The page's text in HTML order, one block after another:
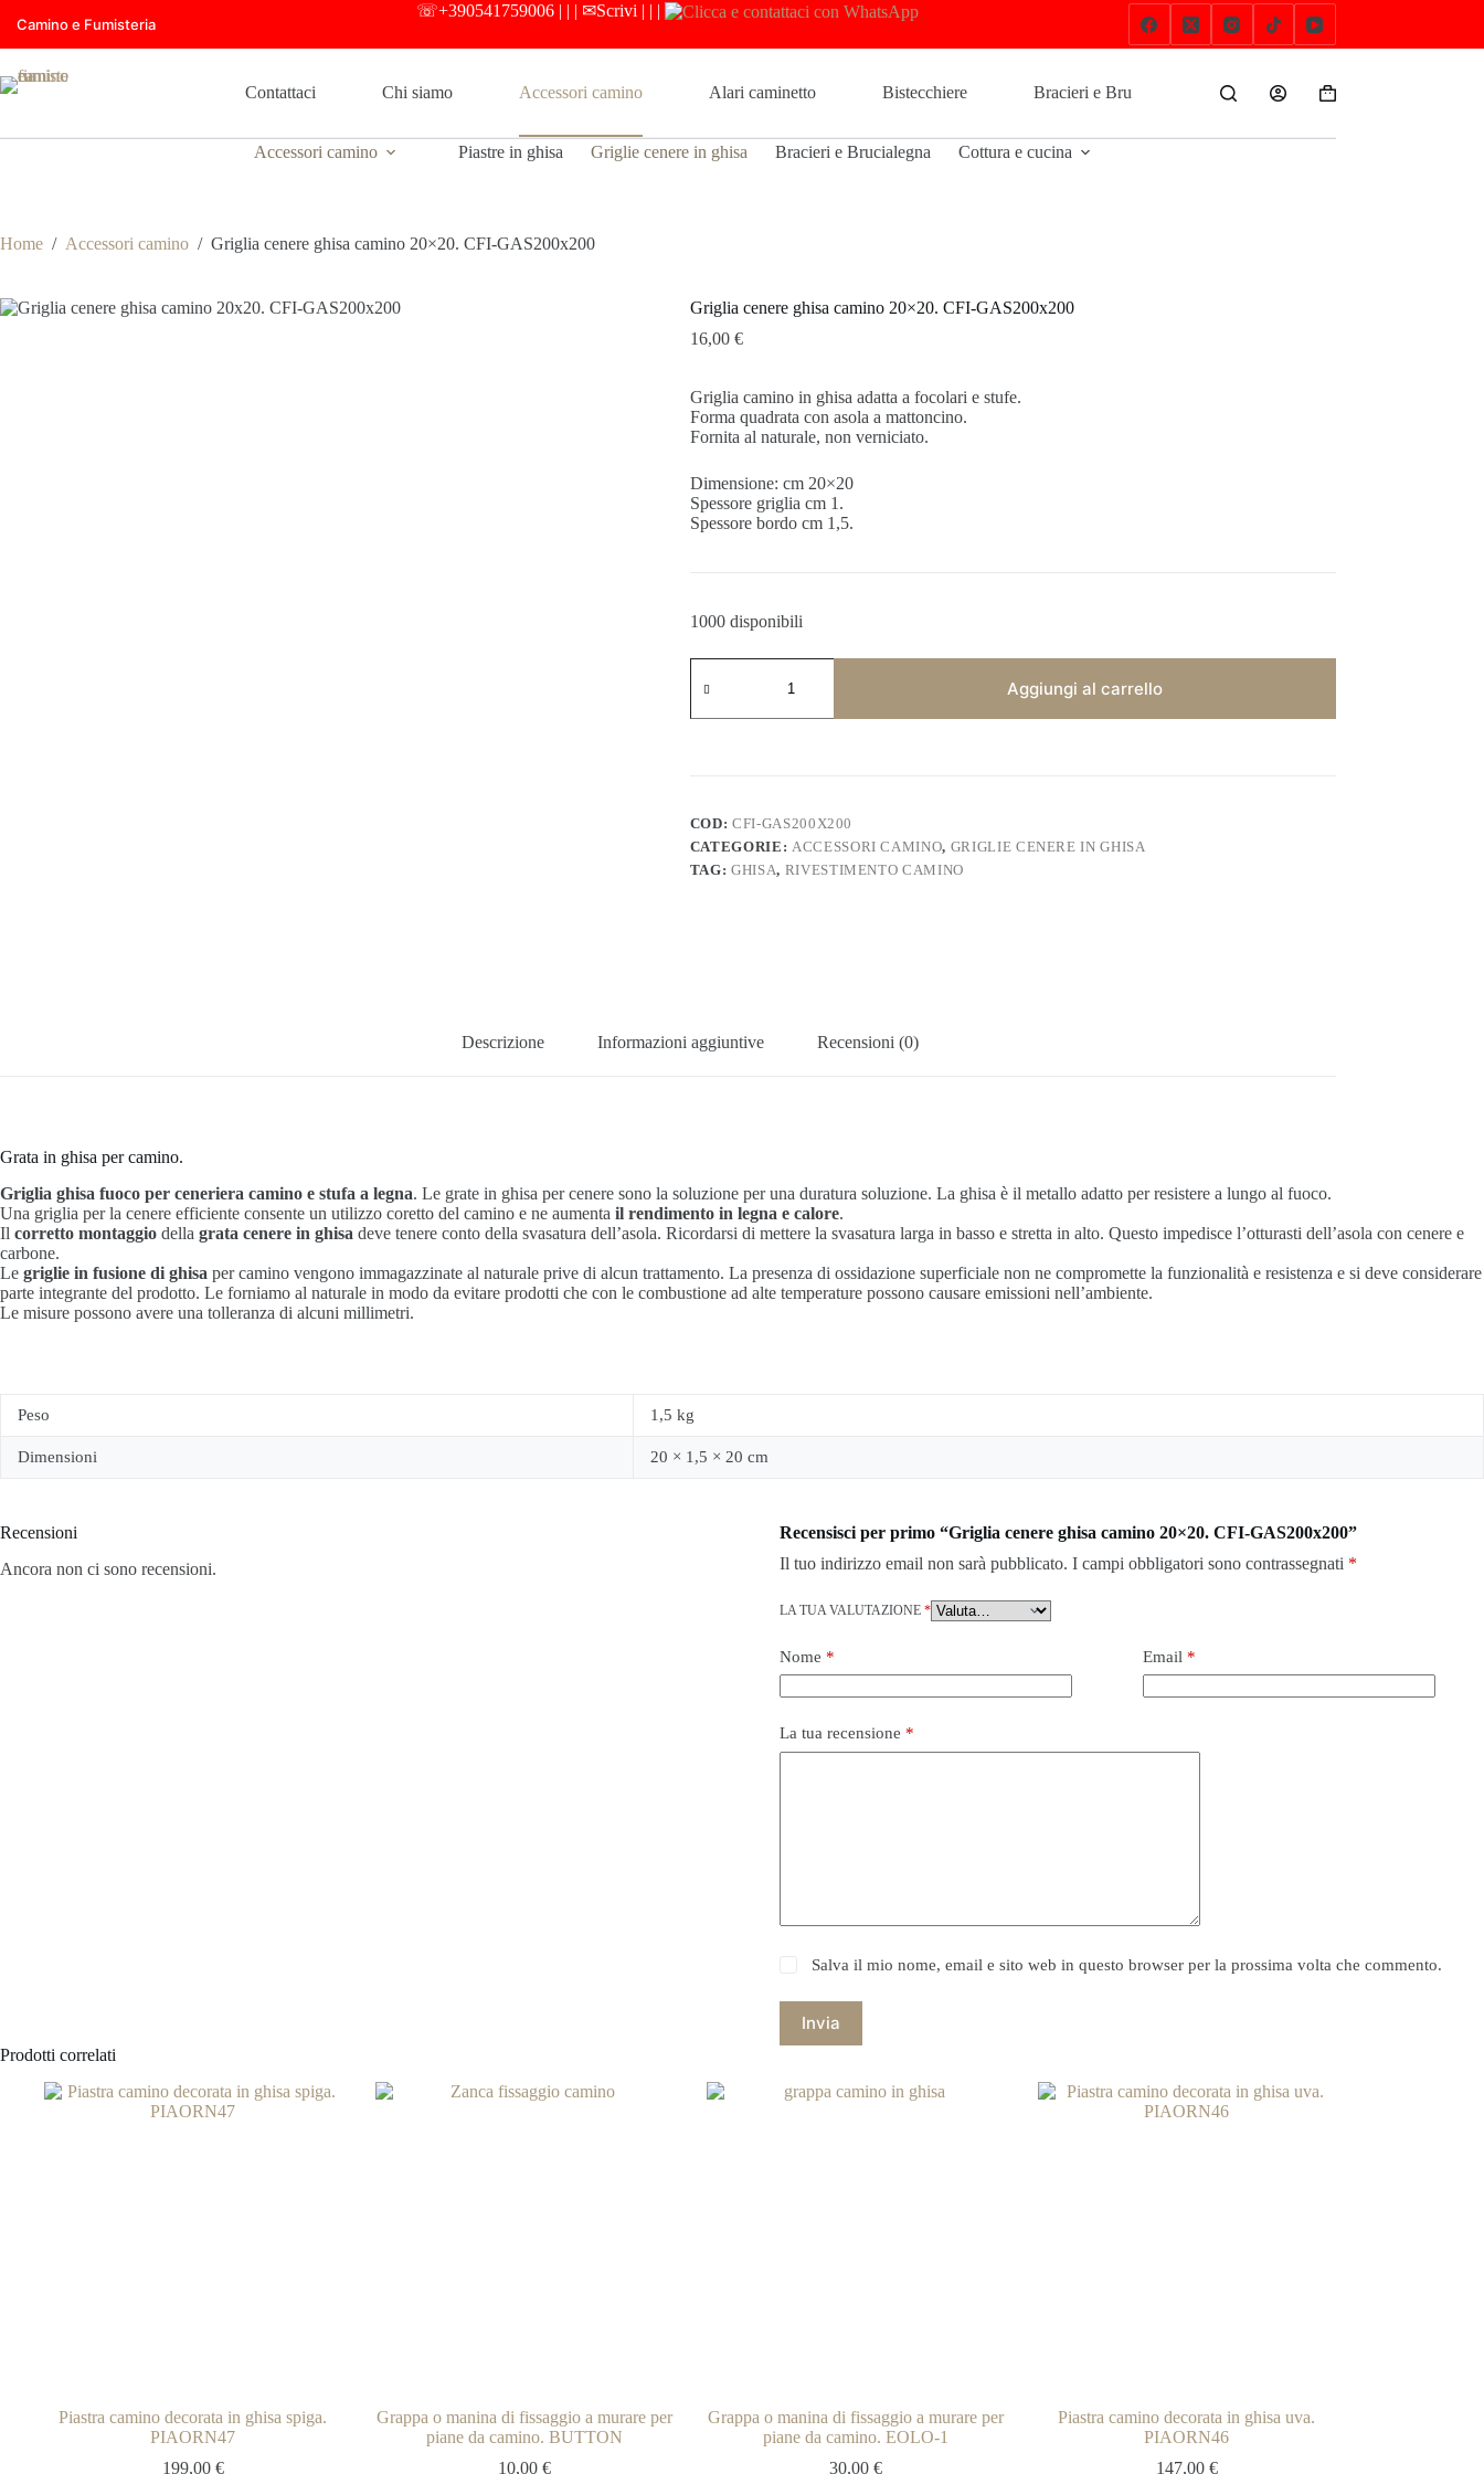
contenuto
Camino e Fumisteria
☏+390541759006 | | | ✉Scrivi | | |
Contattaci Chi siamo Accessori camino Alari caminetto Bistecchiere Bracieri e Brucialegna Cottura e cucina
Carrello
Accessori camino Piastre in ghisa Griglie cenere in ghisa Bracieri e Brucialegna Cottura e cucina
Home / Accessori camino / Griglia cenere ghisa camino 20×20. CFI-GAS200x200
Griglia cenere ghisa camino 20×20. CFI-GAS200x200
16,00 €
Griglia camino in ghisa adatta a focolari e stufe.
Forma quadrata con asola a mattoncino.
Fornita al naturale, non verniciato.
Dimensione: cm 20×20
Spessore griglia cm 1.
Spessore bordo cm 1,5.
1000 disponibili
cenere
camino
Aggiungi al carrello
COD:CFI-GAS200X200
CATEGORIE: ACCESSORI CAMINO, GRIGLIE CENERE IN GHISA
TAG:GHISA, RIVESTIMENTO CAMINO
Descrizione Informazioni aggiuntive Recensioni (0)
Grata in ghisa per camino.
Griglia ghisa fuoco per ceneriera camino e stufa a legna. Le grate in ghisa per cenere sono la soluzione per una duratura soluzione. La ghisa è il metallo adatto per resistere a lungo al fuoco.
Una griglia per la cenere efficiente consente un utilizzo coretto del camino e ne aumenta il rendimento in legna e calore.
Il corretto montaggio della grata cenere in ghisa deve tenere conto della svasatura dell’asola. Ricordarsi di mettere la svasatura larga in basso e stretta in alto. Questo impedisce l’otturasti dell’asola con cenere e
carbone.
Le griglie in fusione di ghisa per camino vengono immagazzinate al naturale prive di alcun trattamento. La presenza di ossidazione superficiale non ne compromette la funzionalità e resistenza e si deve considerare
parte integrante del prodotto. Le forniamo al naturale in modo da evitare prodotti che con le combustione ad alte temperature possono causare emissioni nell’ambiente.
Le misure possono avere una tolleranza di alcuni millimetri.
Peso 1,5 kg
Dimensioni 20 × 1,5 × 20 cm
Recensioni
Ancora non ci sono recensioni.
Recensisci per primo “Griglia cenere ghisa camino 20×20. CFI-GAS200x200”
Il tuo indirizzo email non sarà pubblicato. I campi obbligatori sono contrassegnati *
LA TUA VALUTAZIONE *
Nome * Email *
La tua recensione *
Salva il mio nome, email e sito web in questo browser per la prossima volta che commento.
Invia
Prodotti correlati
Piastra camino decorata in ghisa spiga.
PIAORN47
199,00 €
Grappa o manina di fissaggio a murare per
piane da camino. BUTTON
10,00 €
Grappa o manina di fissaggio a murare per
piane da camino. EOLO-1
30,00 €
Piastra camino decorata in ghisa uva.
PIAORN46
147,00 €